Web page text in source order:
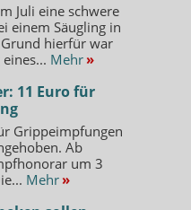
Juli eine schwere
einem Säugling in
hierfür war
Mehr »
11 Euro für
Grippeimpfungen
Ab
um 3
Mehr »